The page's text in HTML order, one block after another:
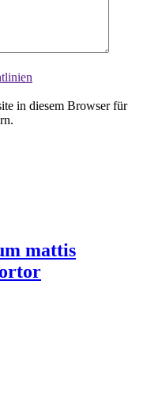
in diesem Browser für
mattis